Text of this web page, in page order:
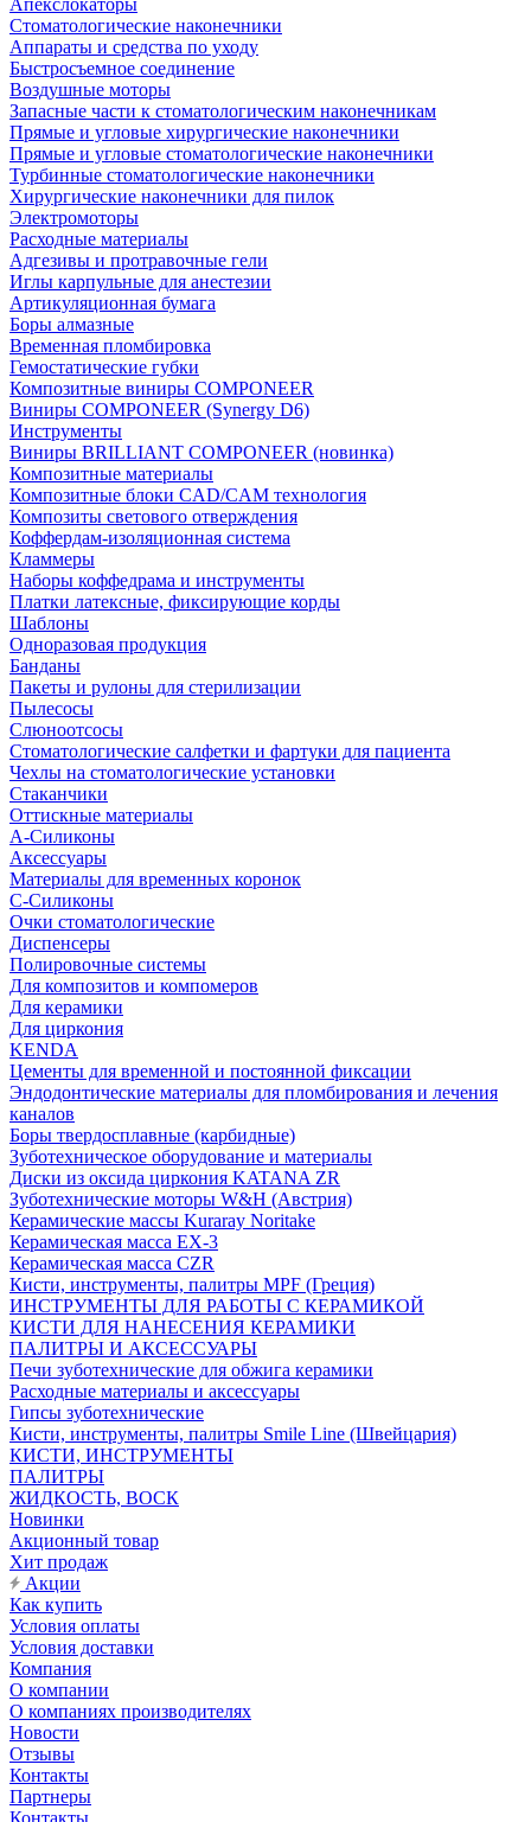
Апекслокаторы
Стоматологические наконечники
Аппараты и средства по уходу
Быстросъемное соединение
Воздушные моторы
Запасные части к стоматологическим наконечникам
Прямые и угловые хирургические наконечники
Прямые и угловые стоматологические наконечники
Турбинные стоматологические наконечники
Хирургические наконечники для пилок
Электромоторы
Расходные материалы
Адгезивы и протравочные гели
Иглы карпульные для анестезии
Артикуляционная бумага
Боры алмазные
Временная пломбировка
Гемостатические губки
Композитные виниры COMPONEER
Виниры COMPONEER (Synergy D6)
Инструменты
Виниры BRILLIANT COMPONEER (новинка)
Композитные материалы
Композитные блоки CAD/СAM технология
Композиты светового отверждения
Коффердам-изоляционная система
Кламмеры
Наборы коффедрама и инструменты
Платки латексные, фиксирующие корды
Шаблоны
Одноразовая продукция
Банданы
Пакеты и рулоны для стерилизации
Пылесосы
Слюноотсосы
Стоматологические салфетки и фартуки для пациента
Чехлы на стоматологические установки
Стаканчики
Оттискные материалы
А-Силиконы
Аксессуары
Материалы для временных коронок
С-Силиконы
Очки стоматологические
Диспенсеры
Полировочные системы
Для композитов и компомеров
Для керамики
Для циркония
KENDA
Цементы для временной и постоянной фиксации
Эндодонтические материалы для пломбирования и лечения
каналов
Боры твердосплавные (карбидные)
Зуботехническое оборудование и материалы
Диски из оксида циркония KATANA ZR
Зуботехнические моторы W&H (Австрия)
Керамические массы Kuraray Noritake
Керамическая масса EX-3
Керамическая масса CZR
Кисти, инструменты, палитры MPF (Греция)
ИНСТРУМЕНТЫ ДЛЯ РАБОТЫ С КЕРАМИКОЙ
КИСТИ ДЛЯ НАНЕСЕНИЯ КЕРАМИКИ
ПАЛИТРЫ И АКСЕССУАРЫ
Печи зуботехнические для обжига керамики
Расходные материалы и аксессуары
Гипсы зуботехнические
Кисти, инструменты, палитры Smile Line (Швейцария)
КИСТИ, ИНСТРУМЕНТЫ
ПАЛИТРЫ
ЖИДКОСТЬ, ВОСК
Новинки
Акционный товар
Хит продаж
Акции
Как купить
Условия оплаты
Условия доставки
Компания
О компании
О компаниях производителях
Новости
Отзывы
Контакты
Партнеры
Контакты